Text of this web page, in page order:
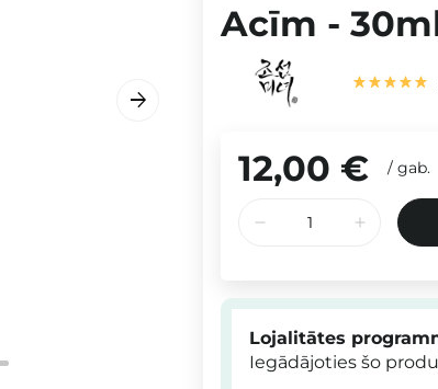
Acīm -
12,00 € / gab.
Lojalitātes
Iegādājoties šo